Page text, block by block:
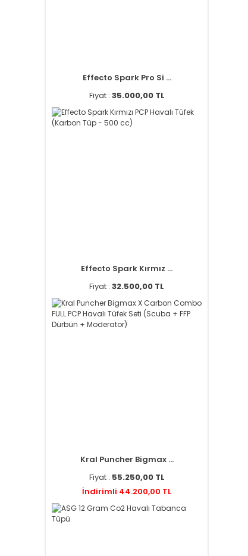
Effecto Spark Pro Si ...
Fiyat : 35.000,00 TL
Effecto Spark Kırmız ...
Fiyat : 32.500,00 TL
Kral Puncher Bigmax ...
Fiyat : 55.250,00 TL
İndirimli 44.200,00 TL